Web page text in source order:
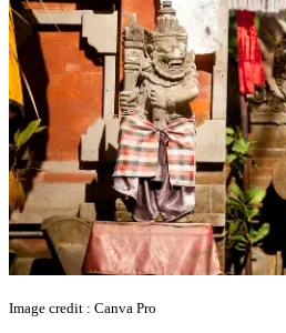
Image credit : Canva Pro